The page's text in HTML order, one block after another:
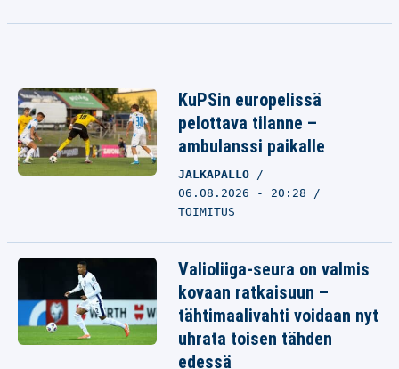
KuPSin europelissä
pelottava tilanne –
ambulanssi paikalle
JALKAPALLO
06.08.2026 - 20:28
TOIMITUS
Valioliiga-seura on valmis
kovaan ratkaisuun –
tähtimaalivahti voidaan nyt
uhrata toisen tähden
edessä